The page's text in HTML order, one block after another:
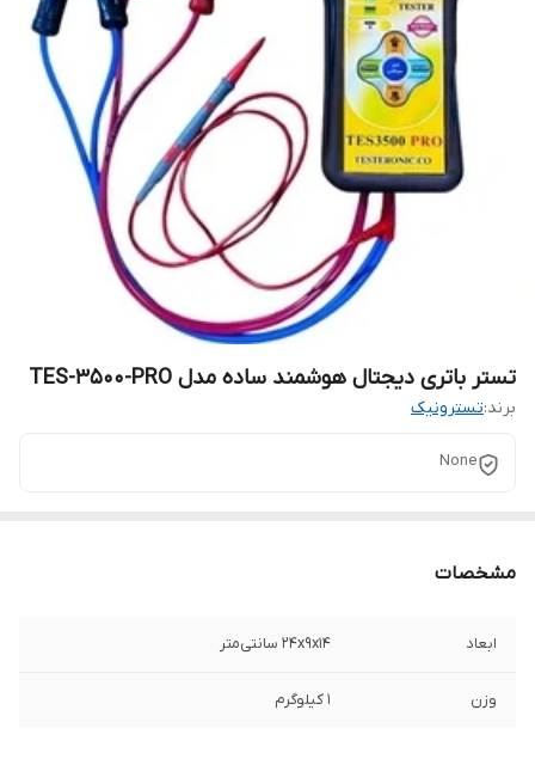
تستر باتری دیجتال هوشمند ساده مدل TES-3500-PRO
برند:تسترونیک
None
مشخصات
ابعاد ۲۴x۹x۱۴ سانتی‌متر
وزن ۱ کیلوگرم